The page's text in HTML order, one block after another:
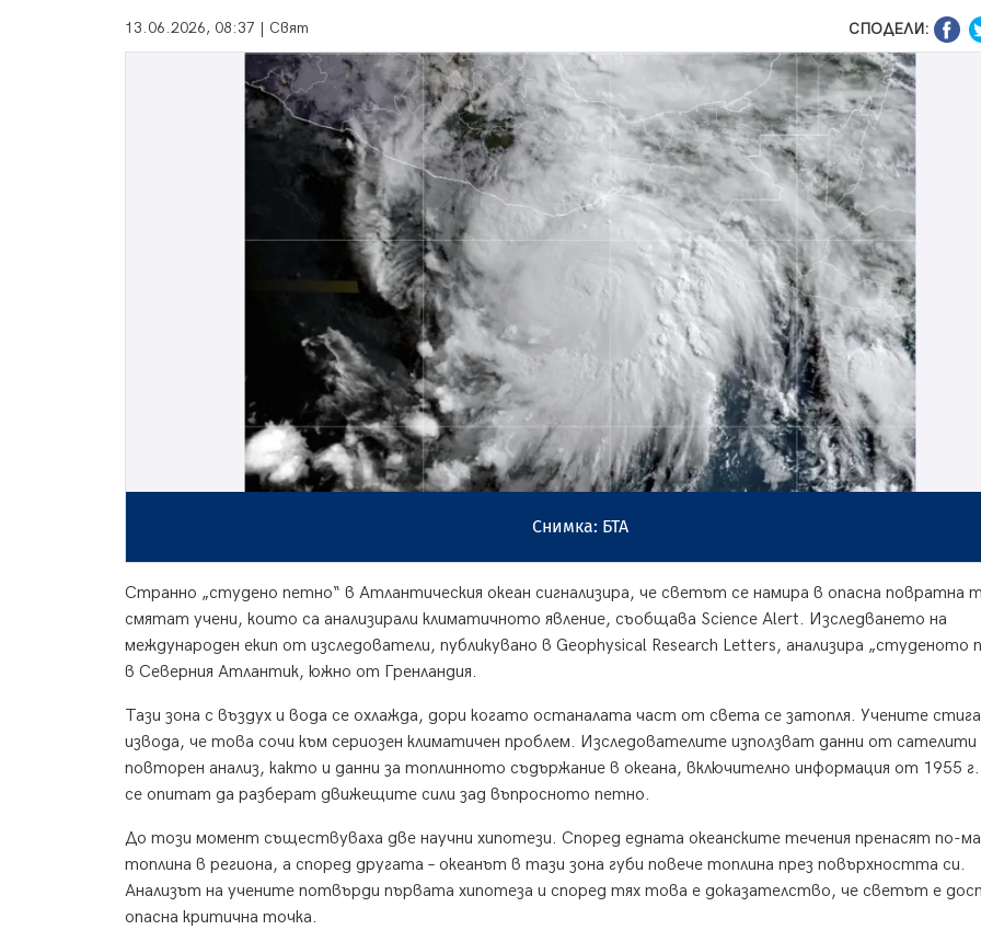
13.06.2026, 08:37 | Свят СПОДЕЛИ:
Снимка: БТА
Странно „студено петно“ в Атлантическия океан сигнализира, че светът се намира в опасна повратна
смятат учени, които са анализирали климатичното явление, съобщава Science Alert. Изследването на
международен екип от изследователи, публикувано в Geophysical Research Letters, анализира „студеното
в Северния Атлантик, южно от Гренландия.
Тази зона с въздух и вода се охлажда, дори когато останалата част от света се затопля. Учените
извода, че това сочи към сериозен климатичен проблем. Изследователите използват данни от
повторен анализ, както и данни за топлинното съдържание в океана, включително информация от 1955
се опитат да разберат движещите сили зад въпросното петно.
До този момент съществуваха две научни хипотези. Според едната океанските течения пренасят по-
топлина в региона, а според другата – океанът в тази зона губи повече топлина през повърхността си.
Анализът на учените потвърди първата хипотеза и според тях това е доказателство, че светът е
опасна критична точка.